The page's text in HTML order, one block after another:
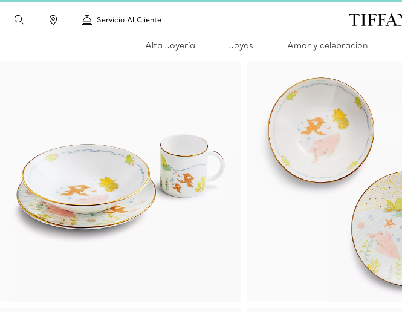
Servicio Al Cliente
Alta Joyería Joyas Amor y celebración